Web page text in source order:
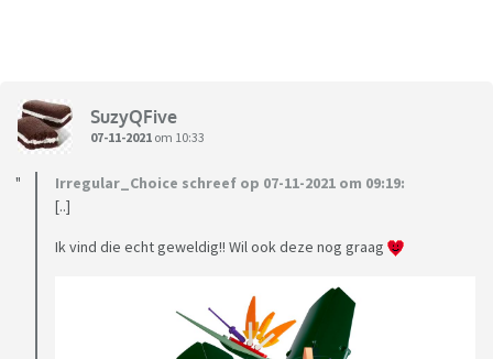
SuzyQFive
07-11-2021 om 10:33
Irregular_Choice schreef op 07-11-2021 om 09:19:
[..]
Ik vind die echt geweldig!! Wil ook deze nog graag